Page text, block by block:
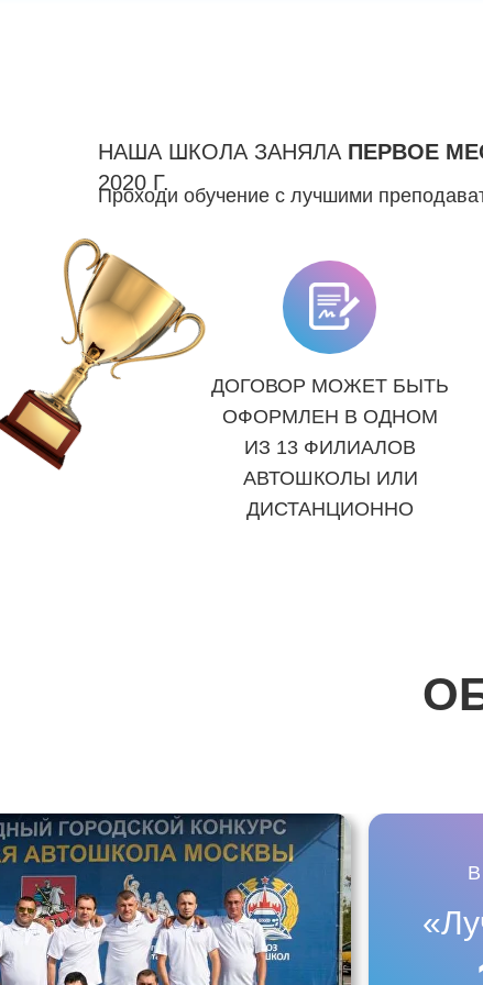
Проходи обучение с лучшими
ДОГОВОР МОЖЕТ БЫТЬ
ОФОРМЛЕН В ОДНОМ
ИЗ 13 ФИЛИАЛОВ
АВТОШКОЛЫ ИЛИ
ДИСТАНЦИОННО
НАША ШКОЛА ЗАНЯЛА ПЕРВОЕ
2020 Г.
В